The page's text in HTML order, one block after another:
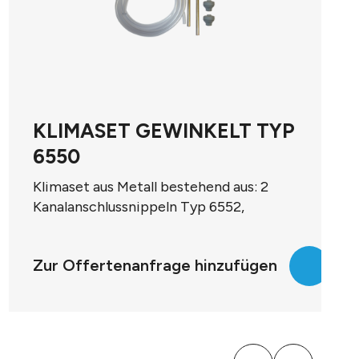
BEFESTIGUNGSWINKEL
FÜR DD/DDS,
Kunststoff, S-Form, Typ 6482
aufschnappbar für vertikale Einbaulage
Zur Offertenanfrage hinzufügen